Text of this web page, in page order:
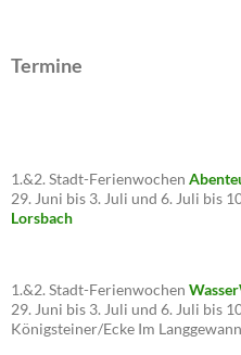
Termine
1.&2. Stadt-Ferienwochen
29. Juni bis 3. Juli und 6. Juli bis
Lorsbach
1.&2. Stadt-Ferienwochen
29. Juni bis 3. Juli und 6. Juli bis
Königsteiner/Ecke Im